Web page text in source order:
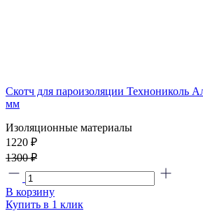
Скотч для пароизоляции Технониколь
мм
Изоляционные материалы
1220 ₽
1300 ₽
В корзину
Купить в 1 клик